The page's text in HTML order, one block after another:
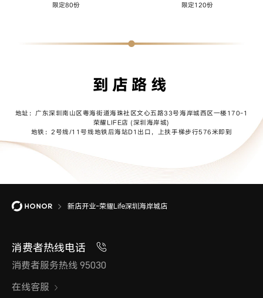
限定80份 限定120份
到店路线
地址：广东深圳南山区粤海街道海珠社区文心五路33号海岸城西区一楼170-1
荣耀LIFE店 (深圳海岸城)
地铁：2号线/11号线地铁后海站D1出口，上扶手梯步行576米即到
新店开业-荣耀Life深圳海岸城店
消费者热线电话
消费者服务热线 95030
在线客服